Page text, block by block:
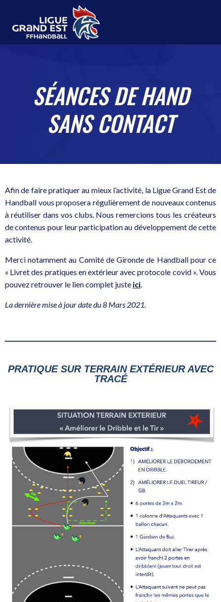
SÉANCES DE HAND
SANS CONTACT
Afin de faire pratiquer au mieux l’activité, la Ligue Grand Est de
Handball vous proposera régulièrement de nouveaux contenus
à réutiliser dans vos clubs. Nous remercions tous les créateurs
de contenus pour leur participation au développement de cette
activité.
Merci notamment au Comité de Gironde de Handball pour ce
« Livret des pratiques en extérieur avec protocole covid ». Vous
pouvez retrouver le lien complet juste ici.
La dernière mise à jour date du 8 Mars 2021.
PRATIQUE SUR TERRAIN EXTÉRIEUR AVEC
TRACÉ